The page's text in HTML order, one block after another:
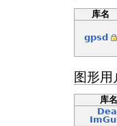
库名
gpsd
图形用
库名